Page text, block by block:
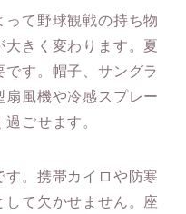
て野球観戦の持ち物
きく変わります。夏
す。帽子、サングラ
風機や冷感スプレー
ごせます。
。携帯カイロや防寒
て欠かせません。座